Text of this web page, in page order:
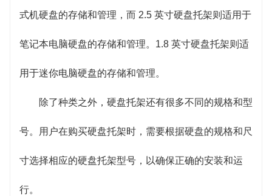
式机硬盘的存储和管理，而 2.5 英寸硬盘托架则适用于
笔记本电脑硬盘的存储和管理。1.8 英寸硬盘托架则适
用于迷你电脑硬盘的存储和管理。
除了种类之外，硬盘托架还有很多不同的规格和型
号。用户在购买硬盘托架时，需要根据硬盘的规格和尺
寸选择相应的硬盘托架型号，以确保正确的安装和运
行。